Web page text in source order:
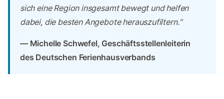
sich eine Region insgesamt bewegt und helfen
dabei, die besten Angebote herauszufiltern.“
— Michelle Schwefel, Geschäftsstellenleiterin
des Deutschen Ferienhausverbands